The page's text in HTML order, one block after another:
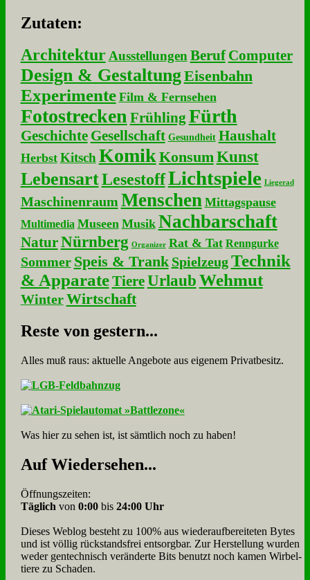
Zu­ta­ten:
Architektur Ausstellungen Beruf Computer
Design & GestaltungEisenbahn
Experimente Film & Fernsehen
Fotostrecken Frühling Fürth
Geschichte Gesellschaft Gesundheit Haushalt
Herbst Kitsch KomikKonsumKunst
LebensartLesestoffLichtspiele Liegerad
Maschinenraum Menschen Mittagspause
Multimedia Museen Musik Nachbarschaft
NaturNürnberg Organizer Rat & Tat Renngurke
Sommer Speis & Trank Spielzeug Technik
& Apparate Tiere UrlaubWehmut
Winter Wirtschaft
Re­ste von ge­stern...
Alles muß raus: aktuelle An­ge­bo­te aus eigenem Privatbesitz.
Was hier zu sehen ist, ist sämt­lich noch zu haben!
Auf Wie­der­se­hen...
Öffnungszeiten:
Täglich von 0:00bis 24:00 Uhr
Dieses Weblog besteht zu 100% aus wie­der­auf­bereite­ten Bytes
und ist völlig rück­stands­frei ent­sorg­bar. Zur Herstellung wurden
weder gen­tech­nisch veränderte Bits benutzt noch kamen Wir­bel­
tiere zu Scha­den.